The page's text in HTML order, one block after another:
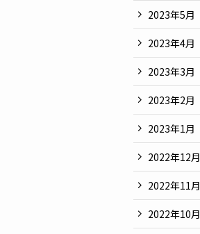
2023年5月
2023年4月
2023年3月
2023年2月
2023年1月
2022年12月
2022年11月
2022年10月